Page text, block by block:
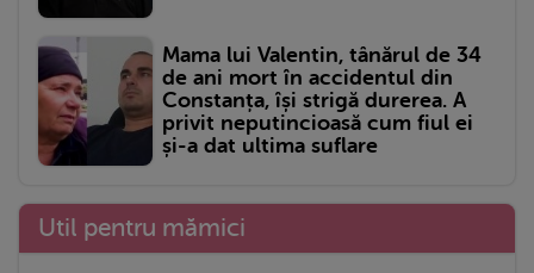
Mama lui Valentin, tânărul de 34
de ani mort în accidentul din
Constanța, își strigă durerea. A
privit neputincioasă cum fiul ei
și-a dat ultima suflare
Util pentru mămici